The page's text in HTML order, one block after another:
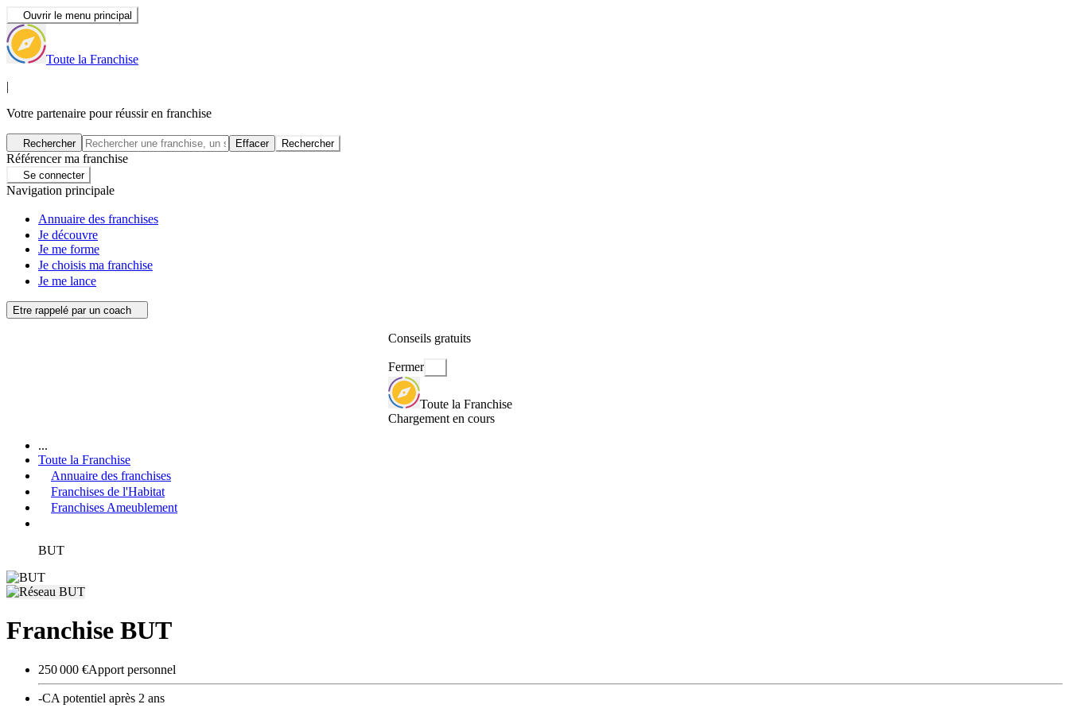
Ouvrir le menu principal
Toute la Franchise
|
Votre partenaire pour réussir en franchise
Rechercher Effacer Rechercher
Référencer ma franchise
Se connecter
Navigation principale
Annuaire des franchises
Je découvre
Je me forme
Je choisis ma franchise
Je me lance
Etre rappelé par un coach
Conseils gratuits
Fermer
Toute la Franchise
Chargement en cours
...
Toute la Franchise
Annuaire des franchises
Franchises de l'Habitat
Franchises Ameublement
BUT
Franchise BUT
250 000 €Apport personnel
-CA potentiel après 2 ans